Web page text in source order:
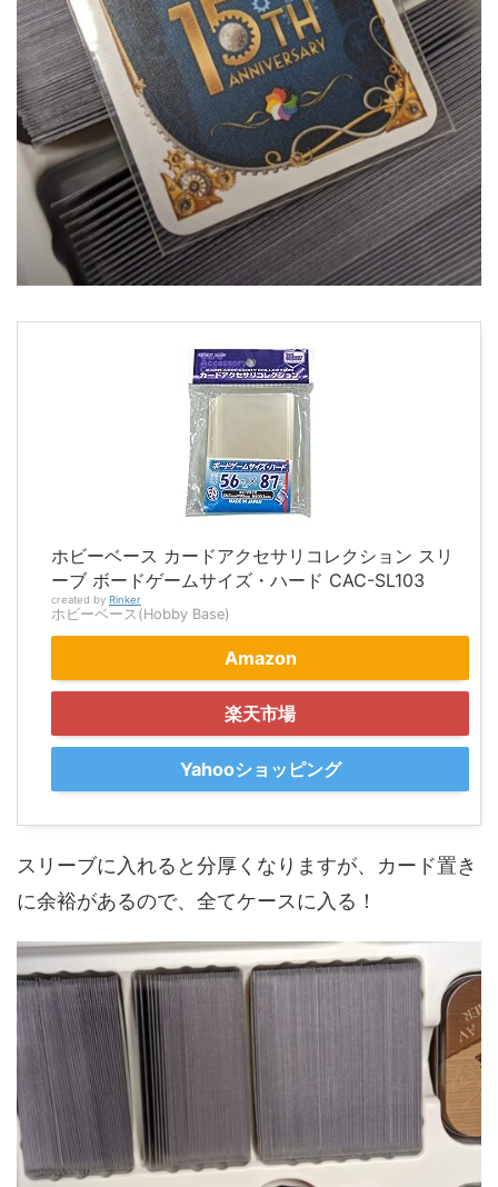
ホビーベース カードアクセサリコレクション スリ
ーブ ボードゲームサイズ・ハード CAC-SL103
created by Rinker
ホビーベース(Hobby Base)
Amazon
楽天市場
Yahooショッピング
スリーブに入れると分厚くなりますが、カード置き
に余裕があるので、全てケースに入る！